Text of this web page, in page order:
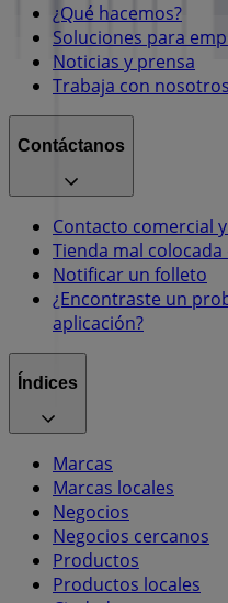
¿Qué hacemos?
Soluciones para
Noticias y prensa
Trabaja con nosotros
Contáctanos
Contacto comercial
Tienda mal colocada
Notificar un folleto
¿Encontraste un
aplicación?
Índices
Marcas
Marcas locales
Negocios
Negocios cercanos
Productos
Productos locales